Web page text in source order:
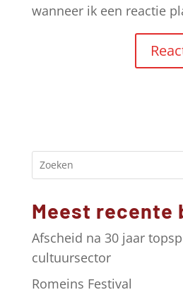
wanneer ik een reactie
r
n
t
i
v
e
Meest recente
Afscheid na 30 jaar
cultuursector
Romeins Festival